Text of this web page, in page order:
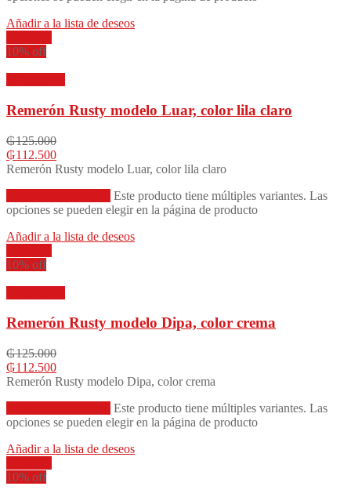
Añadir a la lista de deseos
10% off
Remerón Rusty modelo Luar, color lila claro
₲125.000
₲112.500
Remerón Rusty modelo Luar, color lila claro
Este producto tiene múltiples variantes. Las
opciones se pueden elegir en la página de producto
Añadir a la lista de deseos
10% off
Remerón Rusty modelo Dipa, color crema
₲125.000
₲112.500
Remerón Rusty modelo Dipa, color crema
Este producto tiene múltiples variantes. Las
opciones se pueden elegir en la página de producto
Añadir a la lista de deseos
10% off